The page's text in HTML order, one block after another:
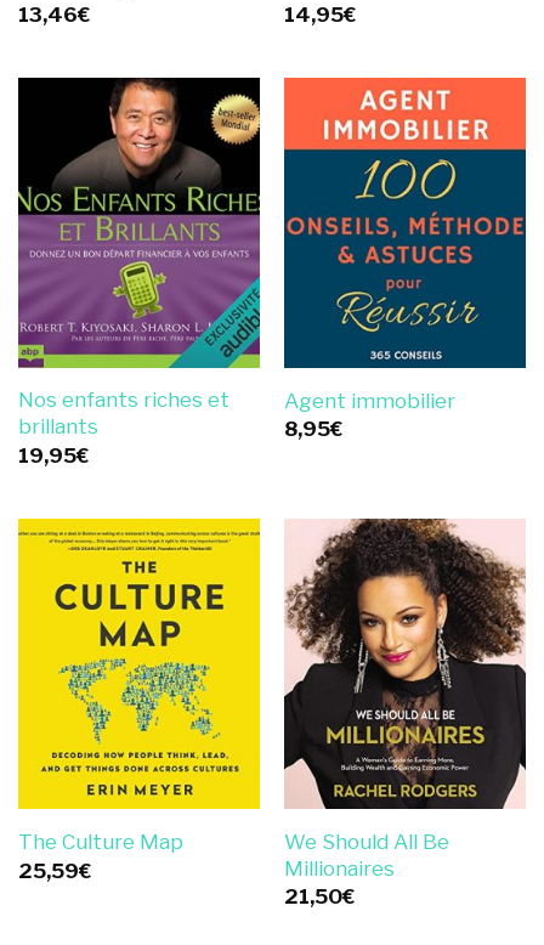
13,46€
14,95€
Nos enfants riches et
brillants
19,95€
Agent immobilier
8,95€
The Culture Map
25,59€
We Should All Be
Millionaires
21,50€